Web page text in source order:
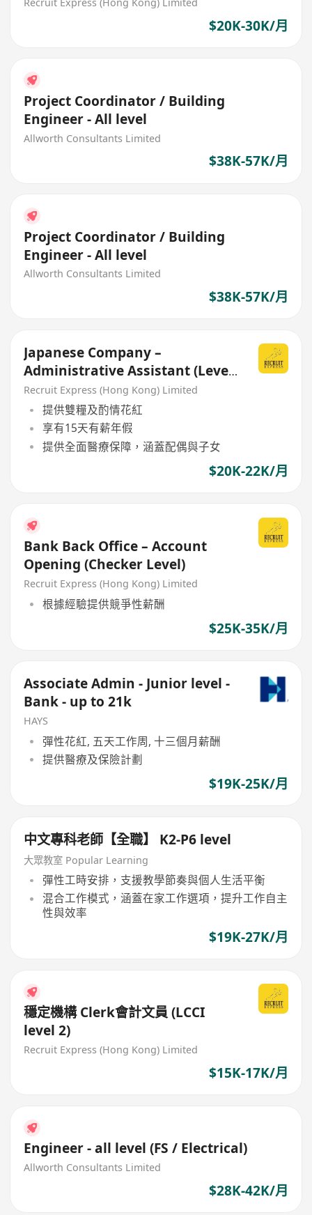
$20K-30K/月
Project Coordinator / Building
Engineer - All level
Allworth Consultants Limited
$38K-57K/月
Project Coordinator / Building
Engineer - All level
Allworth Consultants Limited
$38K-57K/月
Japanese Company –
Administrative Assistant (Level
N3)
Recruit Express (Hong Kong) Limited
提供雙糧及酌情花紅
享有15天有薪年假
提供全面醫療保障，涵蓋配偶與子女
$20K-22K/月
Bank Back Office – Account
Opening (Checker Level)
Recruit Express (Hong Kong) Limited
根據經驗提供競爭性薪酬
$25K-35K/月
Associate Admin - Junior level -
Bank - up to 21k
HAYS
彈性花紅, 五天工作周, 十三個月薪酬
提供醫療及保險計劃
$19K-25K/月
中文專科老師【全職】 K2-P6 level
大眾教室 Popular Learning
彈性工時安排，支援教學節奏與個人生活平衡
混合工作模式，涵蓋在家工作選項，提升工作自主
性與效率
$19K-27K/月
穩定機構 Clerk會計文員 (LCCI
level 2)
Recruit Express (Hong Kong) Limited
$15K-17K/月
Engineer - all level (FS / Electrical)
Allworth Consultants Limited
$28K-42K/月